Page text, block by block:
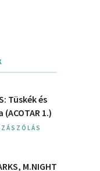
Tüskék és
1.)
M.NIGHT